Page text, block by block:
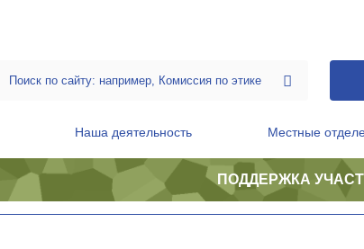
Наша деятельность Местные
ПОДДЕРЖКА